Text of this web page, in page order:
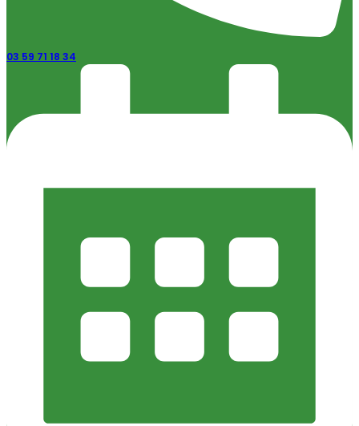
03 59 71 18 34